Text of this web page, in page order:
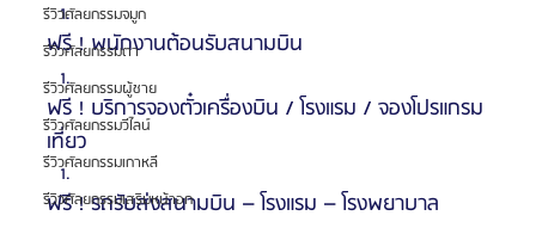
รีวิวศัลยกรรมจมูก
รีวิวศัลยกรรมตา
รีวิวศัลยกรรมผู้ชาย
รีวิวศัลยกรรมวีไลน์
รีวิวศัลยกรรมเกาหลี
รีวิวศัลยกรรมเสริมหน้าอก
ฟรี ! พนักงานต้อนรับสนามบิน
ฟรี ! บริการจองตั๋วเครื่องบิน / โรงแรม / จองโปรแกรม
เที่ยว
ฟรี ! รถรับส่งสนามบิน – โรงแรม – โรงพยาบาล